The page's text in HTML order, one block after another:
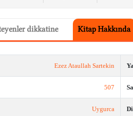
Kitap Hakkında
dikkatine
Ezez Ataullah Sartekin
507
Uygurca